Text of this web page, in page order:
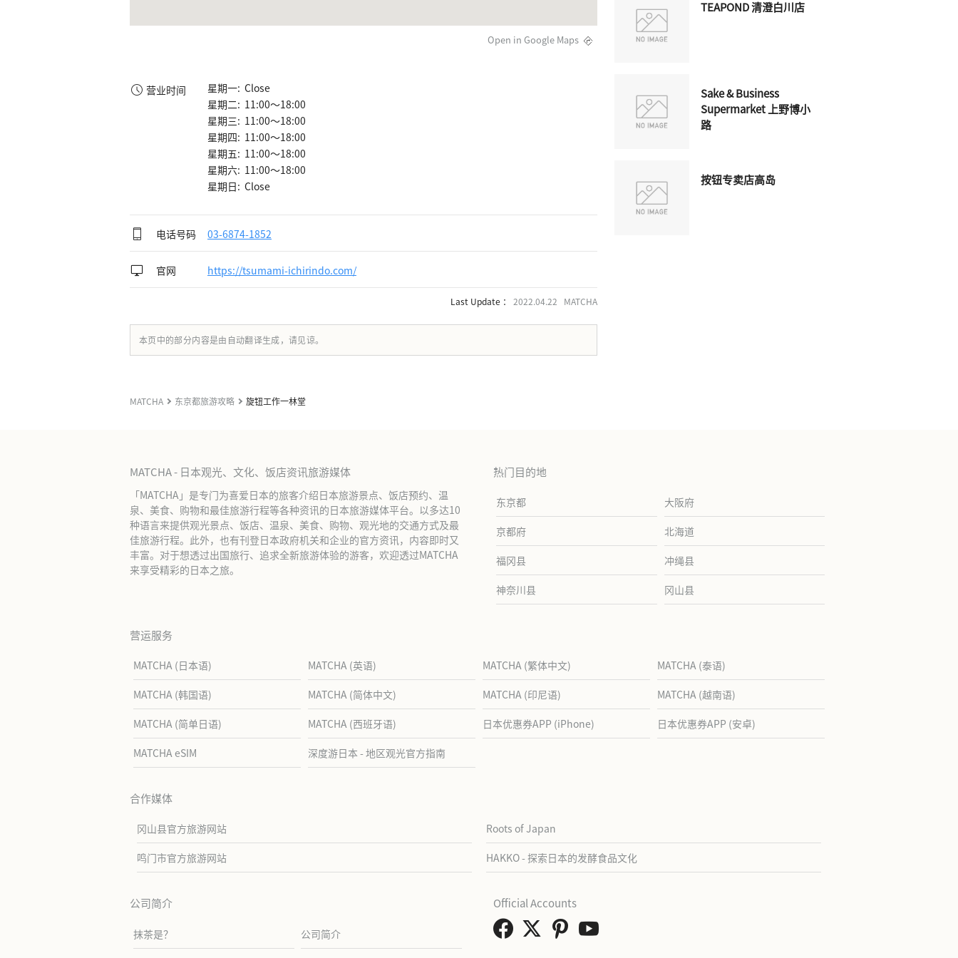
Open in Google Maps
营业时间
星期一: Close
星期二: 11:00～18:00
星期三: 11:00～18:00
星期四: 11:00～18:00
星期五: 11:00～18:00
星期六: 11:00～18:00
星期日: Close
电话号码 03-6874-1852
官网 https://tsumami-ichirindo.com/
Last Update ： 2022.04.22 MATCHA
本页中的部分内容是由自动翻译生成，请见谅。
TEAPOND 清澄白川店
Sake & Business
Supermarket 上野博小
路
按钮专卖店高岛
MATCHA 东京都旅游攻略 旋钮工作一林堂
MATCHA - 日本观光、文化、饭店资讯旅游媒体
「MATCHA」是专门为喜爱日本的旅客介绍日本旅游景点、饭店预约、温
泉、美食、购物和最佳旅游行程等各种资讯的日本旅游媒体平台。以多达10
种语言来提供观光景点、饭店、温泉、美食、购物、观光地的交通方式及最
佳旅游行程。此外，也有刊登日本政府机关和企业的官方资讯，内容即时又
丰富。对于想透过出国旅行、追求全新旅游体验的游客，欢迎透过MATCHA
来享受精彩的日本之旅。
热门目的地
东京都 大阪府
京都府 北海道
福冈县 冲绳县
神奈川县 冈山县
营运服务
MATCHA (日本语) MATCHA (英语) MATCHA (繁体中文) MATCHA (泰语)
MATCHA (韩国语) MATCHA (简体中文) MATCHA (印尼语) MATCHA (越南语)
MATCHA (简单日语) MATCHA (西班牙语) 日本优惠券APP (iPhone) 日本优惠券APP (安卓)
MATCHA eSIM 深度游日本 - 地区观光官方指南
合作媒体
冈山县官方旅游网站 Roots of Japan
鸣门市官方旅游网站 HAKKO - 探索日本的发酵食品文化
公司简介
抹茶是？ 公司简介
Official Accounts